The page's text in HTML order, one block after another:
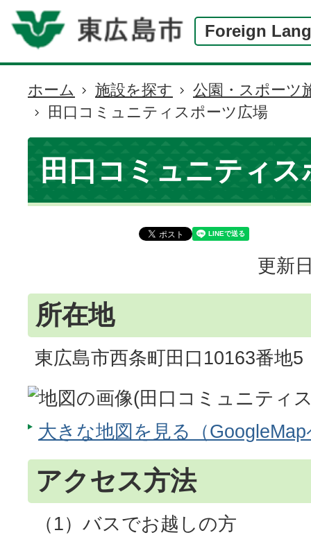
Foreign
現
在
の
位
置
ホーム 施設を探す
公園・スポーツ
田口コミュニティスポーツ広場
田口コミュニティス
更新
所在地
東広島市西条町田口10163番地5
大きな地図を見る（
アクセス方法
（1）バスでお越しの方